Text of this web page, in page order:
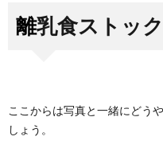
離乳食ストッ
ここからは写真と一緒にどう
しょう。